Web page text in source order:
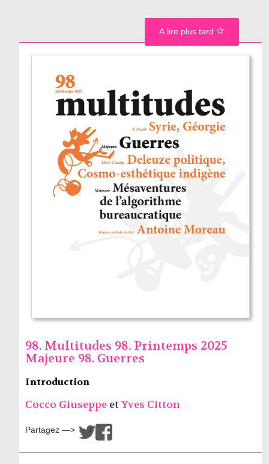
98. Multitudes 98. Printemps 2025
Majeure 98. Guerres
Introduction
Cocco GiuseppeetYves Citton
Partagez —> /
A lire plus tard